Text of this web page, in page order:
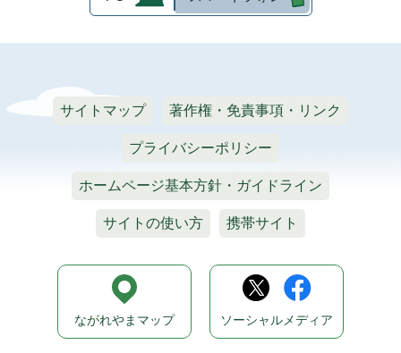
サイトマップ 著作権・免責事項・リンク
プライバシーポリシー
ホームページ基本方針・ガイドライン
サイトの使い方 携帯サイト
ながれやまマップ ソーシャルメディア